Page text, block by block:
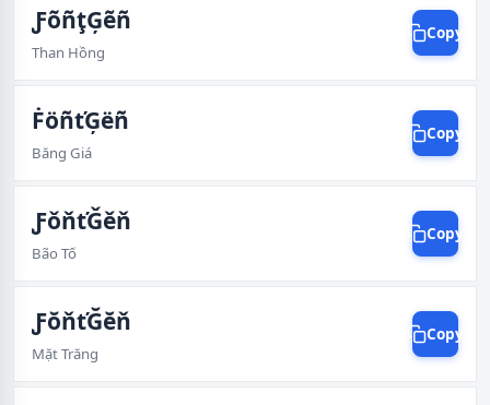
ƑõñţĢẽñ
Than Hồng
Copy
ḞöñťĢëñ
Băng Giá
Copy
ƑǒňťǦěň
Bão Tố
Copy
ƑŏňťĞĕň
Mặt Trăng
Copy